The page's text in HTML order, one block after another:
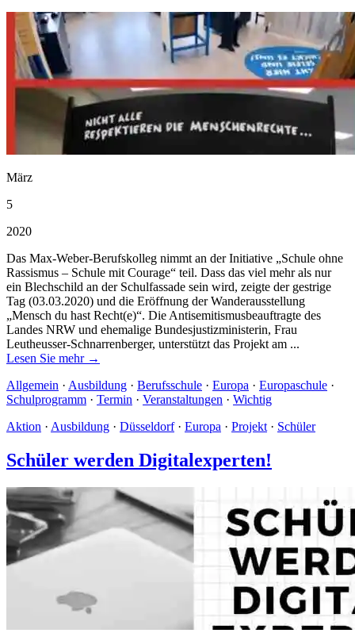
März
5
2020
Das Max-Weber-Berufskolleg nimmt an der Initiative „Schule ohne
Rassismus – Schule mit Courage“ teil. Dass das viel mehr als nur
ein Blechschild an der Schulfassade sein wird, zeigte der gestrige
Tag (03.03.2020) und die Eröffnung der Wanderausstellung
„Mensch du hast Recht(e)“. Die Antisemitismusbeauftragte des
Landes NRW und ehemalige Bundesjustizministerin, Frau
Leutheusser-Schnarrenberger, unterstützt das Projekt am ...
Lesen Sie mehr →
Allgemein · Ausbildung · Berufsschule · Europa · Europaschule ·
Schulprogramm · Termin · Veranstaltungen · Wichtig
Aktion · Ausbildung · Düsseldorf· Europa · Projekt · Schüler
Schüler werden Digitalexperten!